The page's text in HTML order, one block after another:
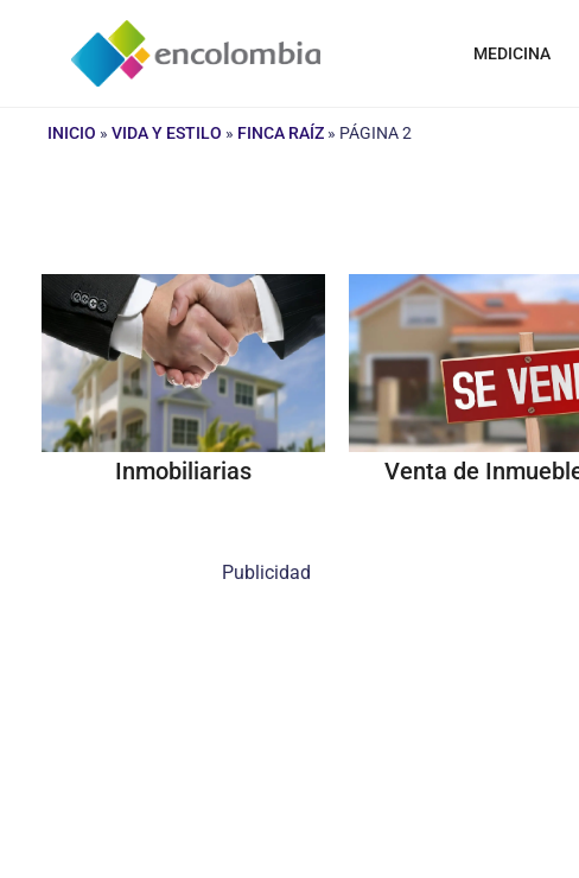
contenido
MEDICINA
INICIO » VIDA Y ESTILO » FINCA RAÍZ » PÁGINA 2
Inmobiliarias Venta de
Publicidad